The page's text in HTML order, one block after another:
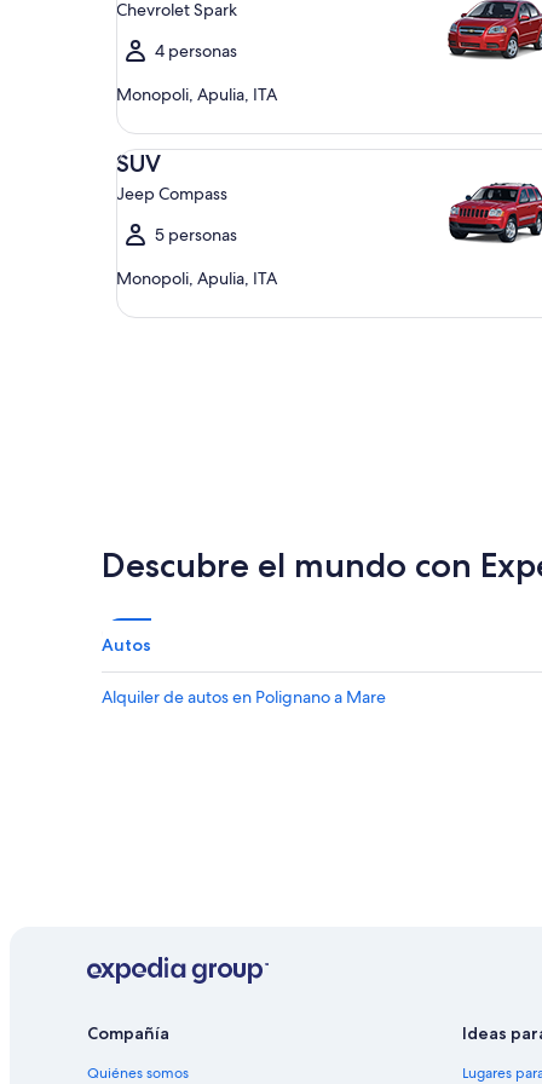
Chevrolet Spark
4 personas
Monopoli, Apulia, ITA
SUV
Jeep Compass
5 personas
Monopoli, Apulia, ITA
SUV Jeep Compass
Descubre el mundo con
Autos
Alquiler de autos en Polignano a Mare
Compañía
Quiénes somos
Ideas
Lugares